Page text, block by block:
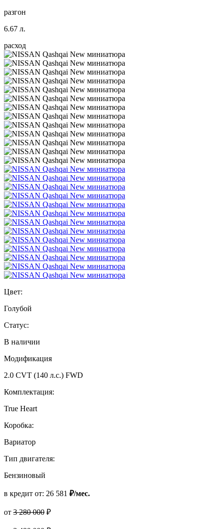
разгон
6.67 л.
расход
Цвет:
Голубой
Статус:
В наличии
Модификация
2.0 CVT (140 л.с.) FWD
Комплектация:
True Heart
Коробка:
Вариатор
Тип двигателя:
Бензиновый
в кредит от: 26 581 ₽/мес.
от 3 280 000 ₽